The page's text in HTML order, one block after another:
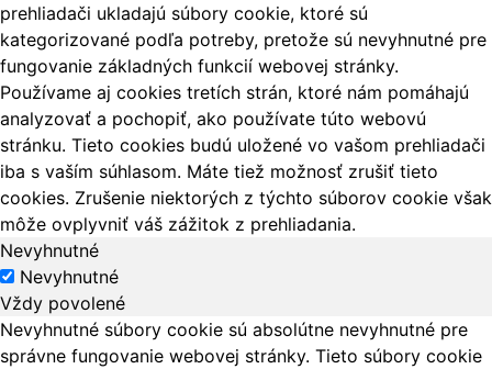
prehliadači ukladajú súbory cookie, ktoré sú
kategorizované podľa potreby, pretože sú nevyhnutné pre
fungovanie základných funkcií webovej stránky.
Používame aj cookies tretích strán, ktoré nám pomáhajú
analyzovať a pochopiť, ako používate túto webovú
stránku. Tieto cookies budú uložené vo vašom prehliadači
iba s vaším súhlasom. Máte tiež možnosť zrušiť tieto
cookies. Zrušenie niektorých z týchto súborov cookie však
môže ovplyvniť váš zážitok z prehliadania.
Nevyhnutné
Nevyhnutné
Vždy povolené
Nevyhnutné súbory cookie sú absolútne nevyhnutné pre
správne fungovanie webovej stránky. Tieto súbory cookie